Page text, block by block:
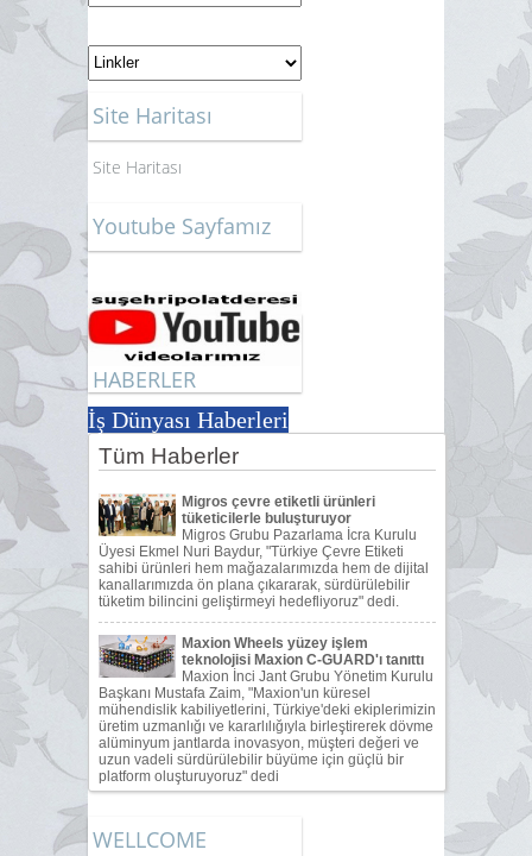
Site Haritası
Site Haritası
Youtube Sayfamız
HABERLER
İş Dünyası Haberleri
WELLCOME